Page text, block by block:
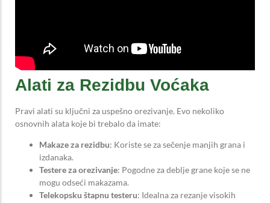
Alati za Rezidbu Voćaka
Pravi alati su ključni za uspešno orezivanje. Evo nekoliko
osnovnih alata koje bi trebalo da imate:
Makaze za rezidbu: Koriste se za sečenje manjih grana i
izdanaka.
Testere za orezivanje: Pogodne za deblje grane koje se ne
mogu odseći makazama.
Telekopsku štapnu testeru: Idealna za rezanje visokih